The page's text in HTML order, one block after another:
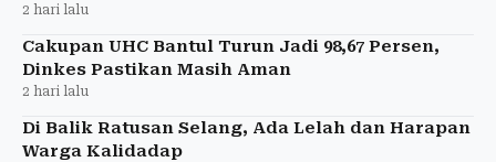
2 hari lalu
Cakupan UHC Bantul Turun Jadi 98,67 Persen,
Dinkes Pastikan Masih Aman
2 hari lalu
Di Balik Ratusan Selang, Ada Lelah dan Harapan
Warga Kalidadap